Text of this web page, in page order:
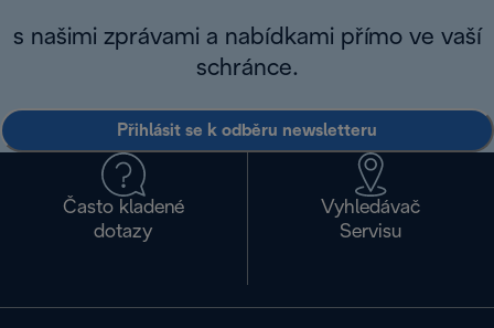
s našimi zprávami a nabídkami přímo ve vaší
schránce.
Přihlásit se k odběru newsletteru
Často kladené
dotazy
Vyhledávač
Servisu